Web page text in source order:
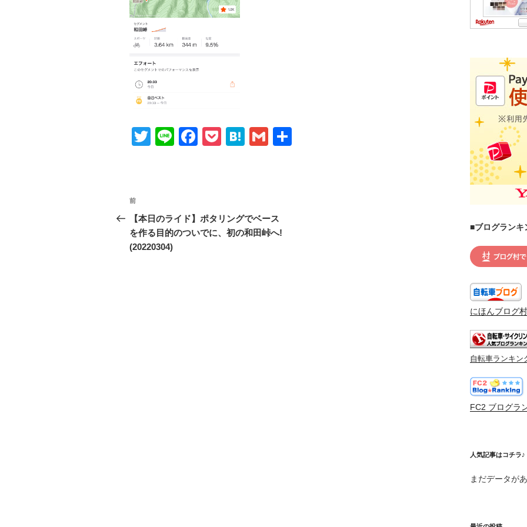
T
Li
F
b
o
P
H
a
G
投
稿
ナ
前
の
投
稿
前
【本日のライド】ポタリングでベース
を作る目的のついでに、初の和田峠へ!
(20220304)
■ブログランキ
にほんブログ村
自転車ランキン
FC2 ブログラ
人気記事はコチラ♪
まだデータが